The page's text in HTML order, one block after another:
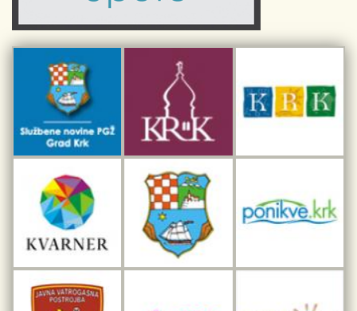
Sport i rekreacija
Kulturno-turistička ruta Putovima Frankopana
Dar iz Krka
Interpretacijski centar pomorske baštine